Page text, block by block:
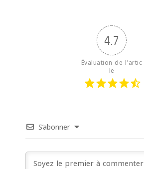
4.7
Évaluation de l'artic
le
S’abonner